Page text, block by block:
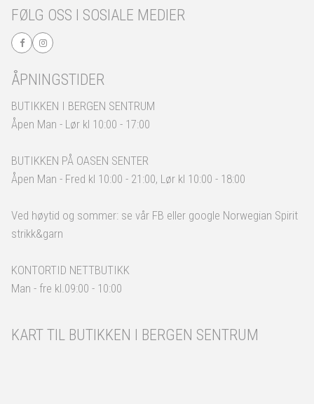
FØLG OSS I SOSIALE MEDIER
ÅPNINGSTIDER
BUTIKKEN I BERGEN SENTRUM
Åpen Man - Lør kl 10:00 - 17:00
BUTIKKEN PÅ OASEN SENTER
Åpen Man - Fred kl 10:00 - 21:00, Lør kl 10:00 - 18:00
Ved høytid og sommer: se vår FB eller google Norwegian Spirit
strikk&garn
KONTORTID NETTBUTIKK
Man - fre kl.09:00 - 10:00
KART TIL BUTIKKEN I BERGEN SENTRUM